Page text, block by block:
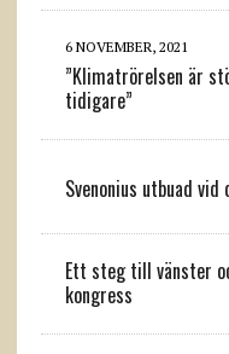
6 NOVEMBER, 2021
”Klimatrörelsen är
tidigare”
Svenonius utbuad
Ett steg till vänster
kongress